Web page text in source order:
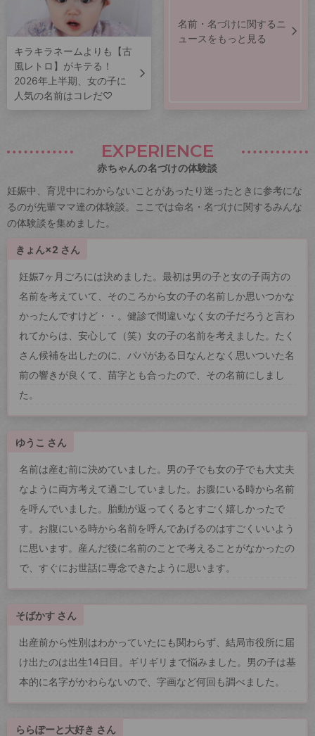
キラキラネームよりも【古
風レトロ】がキテる！
2026年上半期、女の子に
人気の名前はコレだ♡
名前・名づけに関するニ
ュースをもっと見る
EXPERIENCE
赤ちゃんの名づけの体験談
妊娠中、育児中にわからないことがあったり迷ったときに参考にな
るのが先輩ママ達の体験談。ここでは命名・名づけに関するみんな
の体験談を集めました。
きょん×2 さん
妊娠7ヶ月ごろには決めました。最初は男の子と女の子両方の
名前を考えていて、そのころから女の子の名前しか思いつかな
かったんですけど・・。健診で間違いなく女の子だろうと言わ
れてからは、安心して（笑）女の子の名前を考えました。たく
さん候補を出したのに、パパがある日なんとなく思いついた名
前の響きが良くて、苗字とも合ったので、その名前にしまし
た。
ゆうこ さん
名前は産む前に決めていました。男の子でも女の子でも大丈夫
なように両方考えて過ごしていました。お腹にいる時から名前
を呼んでいました。胎動が返ってくるとすごく嬉しかったで
す。お腹にいる時から名前を呼んであげるのはすごくいいよう
に思います。産んだ後に名前のことで考えることがなかったの
で、すぐにお世話に専念できたように思います。
そばかす さん
出産前から性別はわかっていたにも関わらず、結局市役所に届
け出たのは出生14日目。ギリギリまで悩みました。男の子は基
本的に名字がかわらないので、字画など何回も調べました。
ららぽーと大好き さん